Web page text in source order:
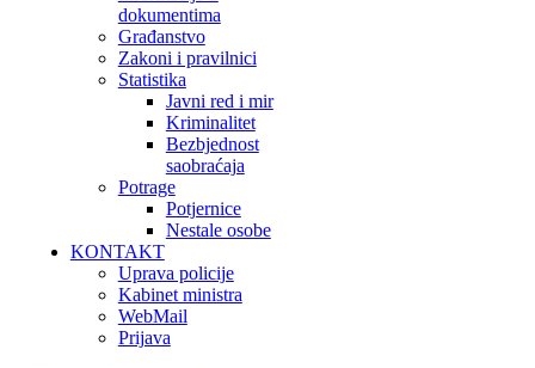
dokumentima
Građanstvo
Zakoni i pravilnici
Statistika
Javni red i mir
Kriminalitet
Bezbjednost
saobraćaja
Potrage
Potjernice
Nestale osobe
KONTAKT
Uprava policije
Kabinet ministra
WebMail
Prijava